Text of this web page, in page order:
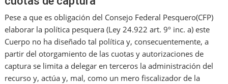
Pese a que es obligación del Consejo Federal Pesquero(CFP)
elaborar la política pesquera (Ley 24.922 art. 9º inc. a) este
Cuerpo no ha diseñado tal política y, consecuentemente, a
partir del otorgamiento de las cuotas y autorizaciones de
captura se limita a delegar en terceros la administración del
recurso y, actúa y, mal, como un mero fiscalizador de la